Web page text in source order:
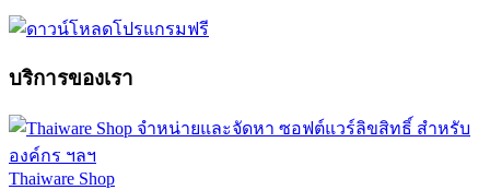
บริการของเรา
Thaiware Shop